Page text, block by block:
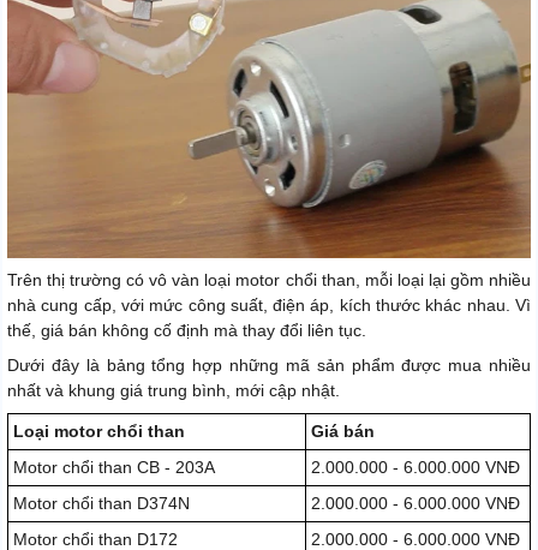
Trên thị trường có vô vàn loại motor chổi than, mỗi loại lại gồm nhiều
nhà cung cấp, với mức công suất, điện áp, kích thước khác nhau. Vì
thế, giá bán không cố định mà thay đổi liên tục.
Dưới đây là bảng tổng hợp những mã sản phẩm được mua nhiều
nhất và khung giá trung bình, mới cập nhật.
Loại motor chổi than
Giá bán
Motor chổi than CB - 203A
2.000.000 - 6.000.000 VNĐ
Motor chổi than D374N
2.000.000 - 6.000.000 VNĐ
Motor chổi than D172
2.000.000 - 6.000.000 VNĐ